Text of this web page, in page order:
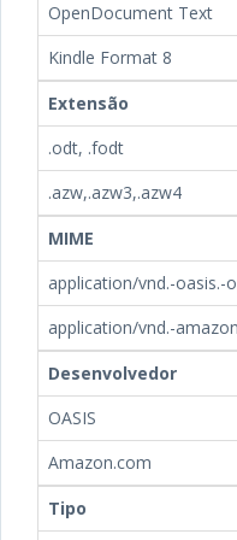
OpenDocument Text
Kindle Format 8
Extensão
.odt, .fodt
.azw,.azw3,.azw4
MIME
application/vnd.-oasis.-
application/vnd.-
Desenvolvedor
OASIS
Amazon.com
Tipo